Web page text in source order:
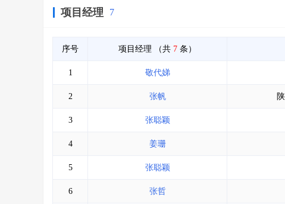
项目经理 7
序号 项目经理 （共 7 条）
1 敬代娣
2 张帆
3 张聪颖
4 姜珊
5 张聪颖
6 张哲